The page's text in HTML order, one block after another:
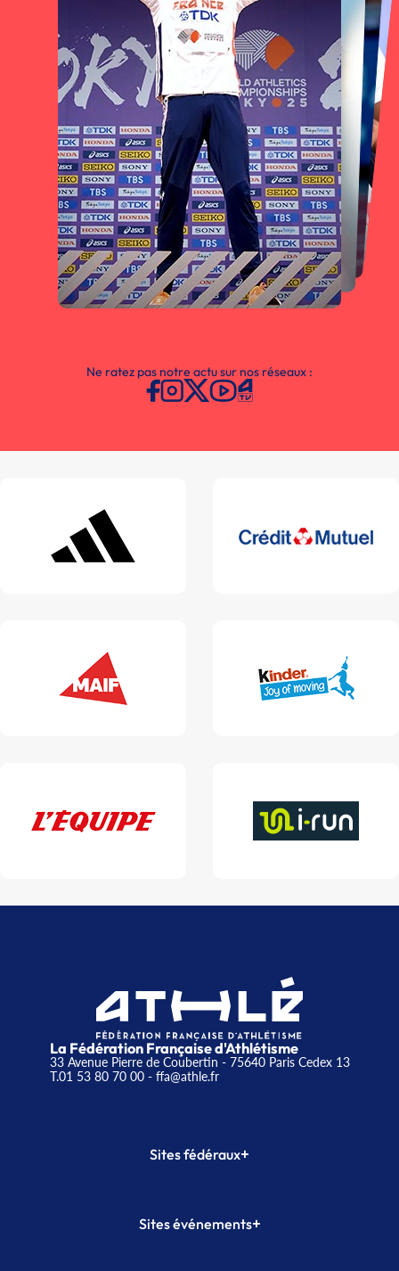
Ne ratez pas notre actu sur nos réseaux :
La Fédération Française d'Athlétisme
33 Avenue Pierre de Coubertin - 75640 Paris Cedex 13
T.01 53 80 70 00- ffa@athle.fr
Sites fédéraux+
Plateforme Formation
Sites événements+